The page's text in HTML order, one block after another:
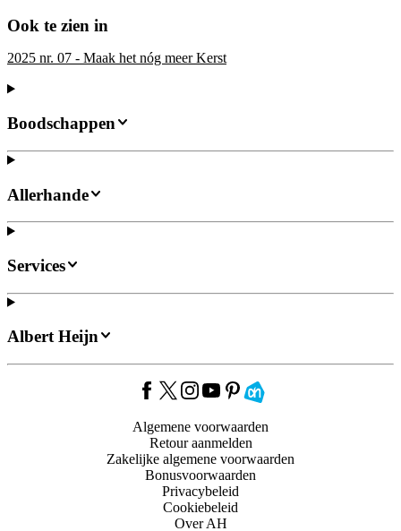
Ook te zien in
2025 nr. 07 - Maak het nóg meer Kerst
Boodschappen
Allerhande
Services
Albert Heijn
Algemene voorwaarden
Retour aanmelden
Zakelijke algemene voorwaarden
Bonusvoorwaarden
Privacybeleid
Cookiebeleid
Over AH